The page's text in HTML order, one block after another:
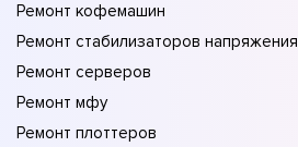
Ремонт кофемашин
Ремонт стабилизаторов напряжения
Ремонт серверов
Ремонт мфу
Ремонт плоттеров